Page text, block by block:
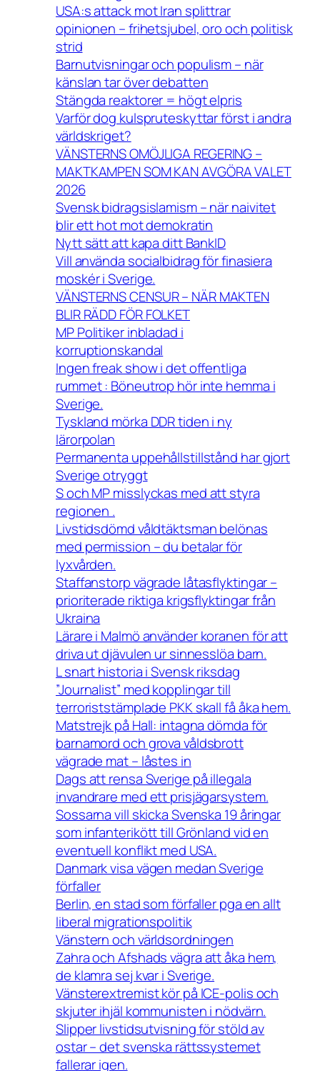
USA:s attack mot Iran splittrar
opinionen – frihetsjubel, oro och politisk
strid
Barnutvisningar och populism – när
känslan tar över debatten
Stängda reaktorer = högt elpris
Varför dog kulspruteskyttar först i andra
världskriget?
VÄNSTERNS OMÖJLIGA REGERING –
MAKTKAMPEN SOM KAN AVGÖRA VALET
2026
Svensk bidragsislamism – när naivitet
blir ett hot mot demokratin
Nytt sätt att kapa ditt BankID
Vill använda socialbidrag för finasiera
moskér i Sverige.
VÄNSTERNS CENSUR – NÄR MAKTEN
BLIR RÄDD FÖR FOLKET
MP Politiker inbladad i
korruptionskandal
Ingen freak show i det offentliga
rummet : Böneutrop hör inte hemma i
Sverige.
Tyskland mörka DDR tiden i ny
lärorpolan
Permanenta uppehållstillstånd har gjort
Sverige otryggt
S och MP misslyckas med att styra
regionen .
Livstidsdömd våldtäktsman belönas
med permission – du betalar för
lyxvården.
Staffanstorp vägrade låtasflyktingar –
prioriterade riktiga krigsflyktingar från
Ukraina
Lärare i Malmö använder koranen för att
driva ut djävulen ur sinnesslöa barn.
L snart historia i Svensk riksdag
”Journalist” med kopplingar till
terroriststämplade PKK skall få åka hem.
Matstrejk på Hall: intagna dömda för
barnamord och grova våldsbrott
vägrade mat – låstes in
Dags att rensa Sverige på illegala
invandrare med ett prisjägarsystem.
Sossarna vill skicka Svenska 19 åringar
som infanterikött till Grönland vid en
eventuell konflikt med USA.
Danmark visa vägen medan Sverige
förfaller
Berlin, en stad som förfaller pga en allt
liberal migrationspolitik
Vänstern och världsordningen
Zahra och Afshads vägra att åka hem,
de klamra sej kvar i Sverige.
Vänsterextremist kör på ICE-polis och
skjuter ihjäl kommunisten i nödvärn.
Slipper livstidsutvisning för stöld av
ostar – det svenska rättssystemet
fallerar igen.